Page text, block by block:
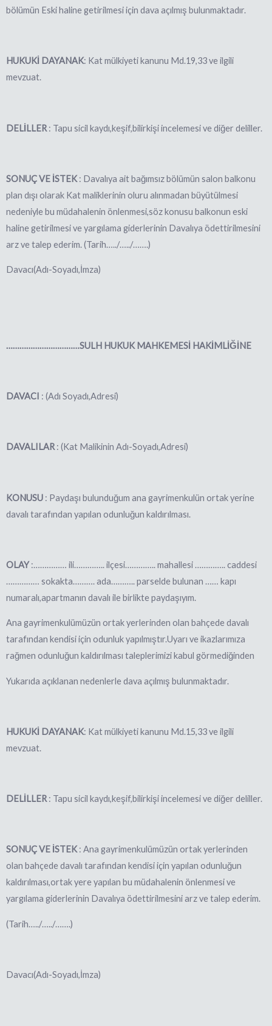
bölümün Eski haline getirilmesi için dava açılmış bulunmaktadır.
HUKUKİ DAYANAK: Kat mülkiyeti kanunu Md.19,33 ve ilgili
mevzuat.
DELİLLER : Tapu sicil kaydı,keşif,bilirkişi incelemesi ve diğer deliller.
SONUÇ VE İSTEK: Davalıya ait bağımsız bölümün salon balkonu
plan dışı olarak Kat maliklerinin oluru alınmadan büyütülmesi
nedeniyle bu müdahalenin önlenmesi,söz konusu balkonun eski
haline getirilmesi ve yargılama giderlerinin Davalıya ödettirilmesini
arz ve talep ederim.(Tarih…../…../…….)
Davacı(Adı-Soyadı,İmza)
……………………………SULH HUKUK MAHKEMESİ HAKİMLİĞİNE
DAVACI : (Adı Soyadı,Adresi)
DAVALILAR : (Kat Malikinin Adı-Soyadı,Adresi)
KONUSU : Paydaşı bulunduğum ana gayrimenkulün ortak yerine
davalı tarafından yapılan odunluğun kaldırılması.
OLAY:…………… ili…………..ilçesi………….. mahallesi ………….. caddesi
…………… sokakta………. ada……….. parselde bulunan …… kapı
numaralı,apartmanın davalı ile birlikte paydaşıyım.
Ana gayrimenkulümüzün ortak yerlerinden olan bahçede davalı
tarafından kendisi için odunluk yapılmıştır.Uyarı ve ikazlarımıza
rağmen odunluğun kaldırılması taleplerimizi kabul görmediğinden
Yukarıda açıklanan nedenlerle dava açılmış bulunmaktadır.
HUKUKİ DAYANAK: Kat mülkiyeti kanunu Md.15,33 ve ilgili
mevzuat.
DELİLLER : Tapu sicil kaydı,keşif,bilirkişi incelemesi ve diğer deliller.
SONUÇ VE İSTEK: Ana gayrimenkulümüzün ortak yerlerinden
olan bahçede davalı tarafından kendisi için yapılan odunluğun
kaldırılması,ortak yere yapılan bu müdahalenin önlenmesi ve
yargılama giderlerinin Davalıya ödettirilmesini arz ve talep ederim.
(Tarih…../…../…….)
Davacı(Adı-Soyadı,İmza)